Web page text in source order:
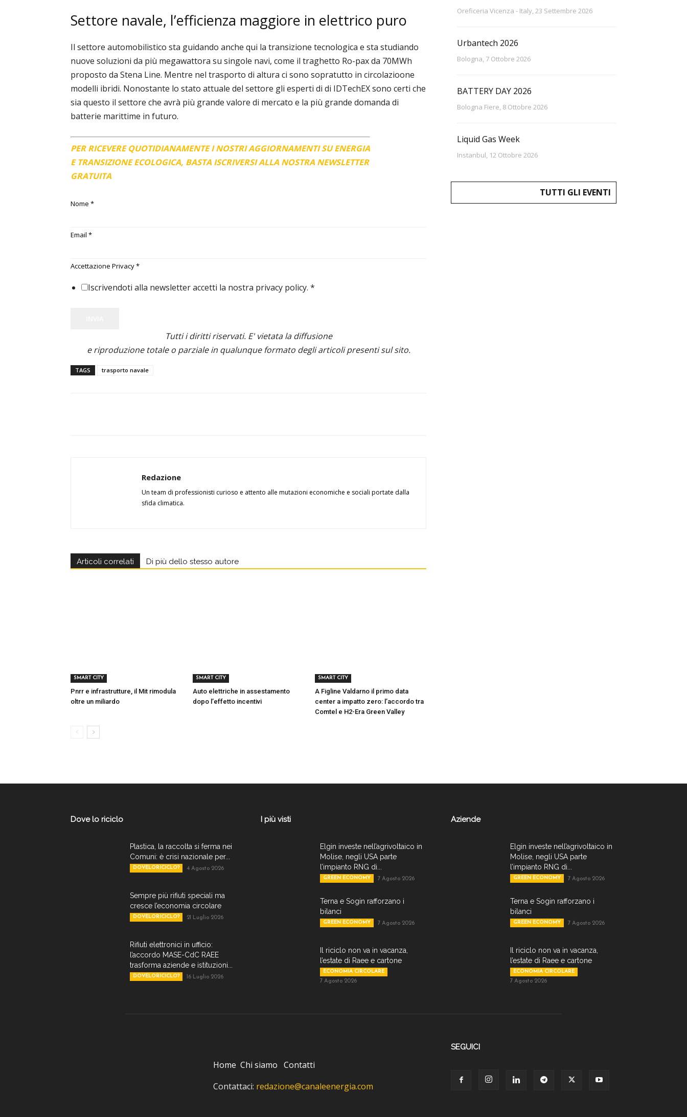
Settore navale, l’efficienza maggiore in elettrico puro
Il settore automobilistico sta guidando anche qui la transizione tecnologica e sta studiando
nuove soluzioni da più megawattora su singole navi, come il traghetto Ro-pax da 70MWh
proposto da Stena Line. Mentre nel trasporto di altura ci sono sopratutto in circolazioone
modelli ibridi. Nonostante lo stato attuale del settore gli esperti di di IDTechEX sono certi che
sia questo il settore che avrà più grande valore di mercato e la più grande domanda di
batterie marittime in futuro.
PER RICEVERE QUOTIDIANAMENTE I NOSTRI AGGIORNAMENTI SU ENERGIA
E TRANSIZIONE ECOLOGICA, BASTA ISCRIVERSI ALLA NOSTRA NEWSLETTER
GRATUITA
Nome *
Email *
Accettazione Privacy*
Iscrivendoti alla newsletter accetti la nostra privacy policy. *
Tutti i diritti riservati. E' vietata la diffusione
e riproduzione totale o parziale in qualunque formato degli articoli presenti sul sito.
TAGS trasporto navale
Redazione
Un team di professionisti curioso e attento alle mutazioni economiche e sociali portate dalla
sfida climatica.
Articoli correlati Di più dello stesso autore
SMART CITY
Pnrr e infrastrutture, il Mit rimodula
oltre un miliardo
SMART CITY
Auto elettriche in assestamento
dopo l’effetto incentivi
SMART CITY
A Figline Valdarno il primo data
center a impatto zero: l’accordo tra
Comtel e H2-Era Green Valley
Oreficeria Vicenza - Italy, 23 Settembre 2026
Urbantech 2026
Bologna, 7 Ottobre 2026
BATTERY DAY 2026
Bologna Fiere, 8 Ottobre 2026
Liquid Gas Week
Instanbul, 12 Ottobre 2026
TUTTI GLI EVENTI
Dove lo riciclo
Plastica, la raccolta si ferma nei
Comuni: è crisi nazionale per...
DOVELORICICLO? 4 Agosto 2026
Sempre più rifiuti speciali ma
cresce l’economia circolare
DOVELORICICLO? 21 Luglio 2026
Rifiuti elettronici in ufficio:
l’accordo MASE-CdC RAEE
trasforma aziende e istituzioni...
DOVELORICICLO? 16 Luglio 2026
I più visti
Elgin investe nell’agrivoltaico in
Molise, negli USA parte
l’impianto RNG di...
GREEN ECONOMY 7 Agosto 2026
Terna e Sogin rafforzano i
bilanci
GREEN ECONOMY 7 Agosto 2026
Il riciclo non va in vacanza,
l’estate di Raee e cartone
ECONOMIA CIRCOLARE
7 Agosto 2026
Aziende
Elgin investe nell’agrivoltaico in
Molise, negli USA parte
l’impianto RNG di...
GREEN ECONOMY 7 Agosto 2026
Terna e Sogin rafforzano i
bilanci
GREEN ECONOMY 7 Agosto 2026
Il riciclo non va in vacanza,
l’estate di Raee e cartone
ECONOMIA CIRCOLARE
7 Agosto 2026
Home Chi siamo Contatti
Contattaci: redazione@canaleenergia.com
SEGUICI